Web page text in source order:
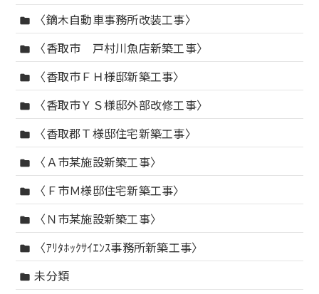
folder 〈鏑木自動車事務所改装工事〉
folder 〈香取市 戸村川魚店新築工事〉
folder 〈香取市ＦＨ様邸新築工事〉
folder 〈香取市ＹＳ様邸外部改修工事〉
folder 〈香取郡Ｔ様邸住宅新築工事〉
folder 〈Ａ市某施設新築工事〉
folder 〈Ｆ市Ｍ様邸住宅新築工事〉
folder 〈Ｎ市某施設新築工事〉
folder 〈ｱﾘﾀﾎｯｸｻｲｴﾝｽ事務所新築工事〉
folder 未分類